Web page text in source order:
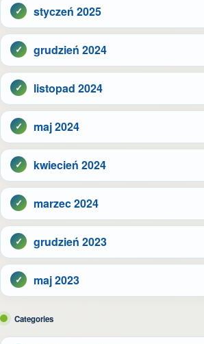
styczeń 2025
grudzień 2024
listopad 2024
maj 2024
kwiecień 2024
marzec 2024
grudzień 2023
maj 2023
Categories